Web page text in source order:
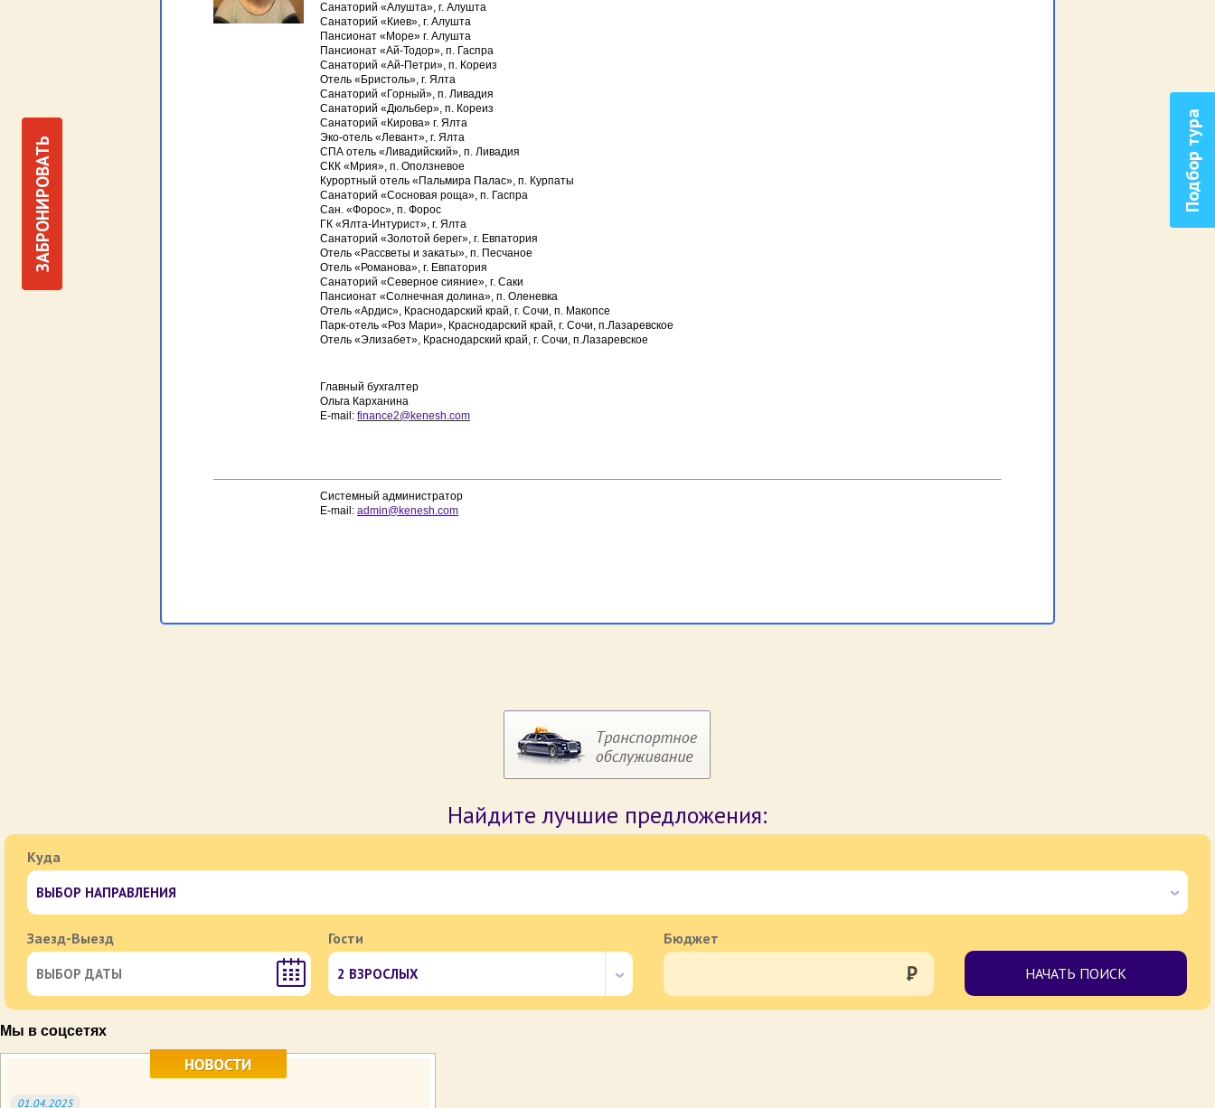
ЗАБРОНИРОВАТЬ
Санаторий «Алушта», г. Алушта
Санаторий «Киев», г. Алушта
Пансионат «Море» г. Алушта
Пансионат «Ай-Тодор», п. Гаспра
Санаторий «Ай-Петри», п. Кореиз
Отель «Бристоль», г. Ялта
Санаторий «Горный», п. Ливадия
Санаторий «Дюльбер», п. Кореиз
Санаторий «Кирова» г. Ялта
Эко-отель «Левант», г. Ялта
СПА отель «Ливадийский», п. Ливадия
СКК «Мрия», п. Оползневое
Курортный отель «Пальмира Палас», п. Курпаты
Санаторий «Сосновая роща», п. Гаспра
Сан. «Форос», п. Форос
ГК «Ялта-Интурист», г. Ялта
Санаторий «Золотой берег», г. Евпатория
Отель «Рассветы и закаты», п. Песчаное
Отель «Романова», г. Евпатория
Санаторий «Северное сияние», г. Саки
Пансионат «Солнечная долина», п. Оленевка
Отель «Ардис», Краснодарский край, г. Сочи, п. Макопсе
Парк-отель «Роз Мари», Краснодарский край, г. Сочи, п.Лазаревское
Отель «Элизабет», Краснодарский край, г. Сочи, п.Лазаревское
Главный бухгалтер
Ольга Карханина
E-mail: finance2@kenesh.com
Системный администратор
E-mail: admin@kenesh.com
Найдите лучшие предложения:
Куда
Заезд-Выезд Гости
2 ВЗРОСЛЫХ
Бюджет
Мы в соцсетях
01.04.2025
Подбор тура